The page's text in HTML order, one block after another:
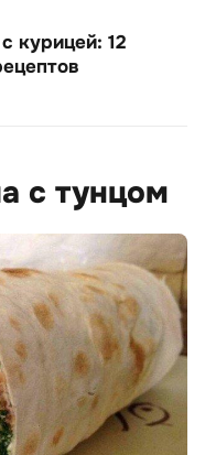
курицей: 12
с тунцом